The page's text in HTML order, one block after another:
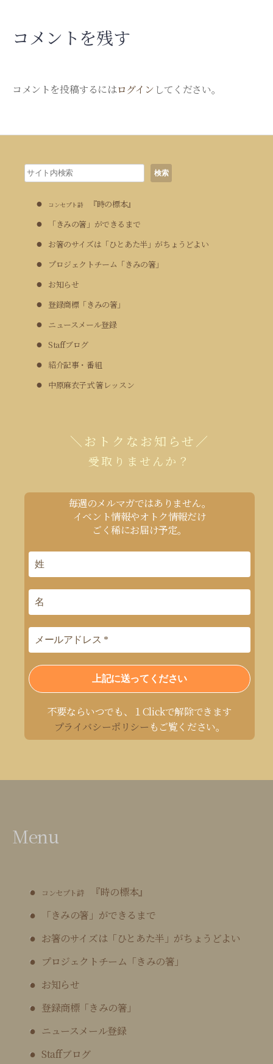
i
a
コメントを残す
コメントを投稿するにはログイン してください。
検
索
検索
コンセプト詩
『時の標本』
「きみの箸」ができるまで
お箸のサイズは「ひとあた半」がちょうどよい
プロジェクトチーム「きみの箸」
お知らせ
登録商標「きみの箸」
ニュースメール登録
Staffブログ
紹介記事・番組
中原麻衣子式 箸レッスン
＼おトクなお知らせ／
受取りませんか？
毎週のメルマガではありません。
イベント情報やオトク情報だけ
ごく稀にお届け予定。
不要ならいつでも、１Clickで解除できます
プライバシーポリシー もご覧ください。
Menu
コンセプト詩
『時の標本』
「きみの箸」ができるまで
お箸のサイズは「ひとあた半」がちょうどよい
プロジェクトチーム「きみの箸」
お知らせ
登録商標「きみの箸」
ニュースメール登録
Staffブログ